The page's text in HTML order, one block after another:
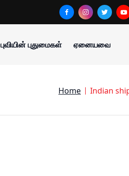
புவியின் புதுமைகள் ஏனையவை
Home Indian